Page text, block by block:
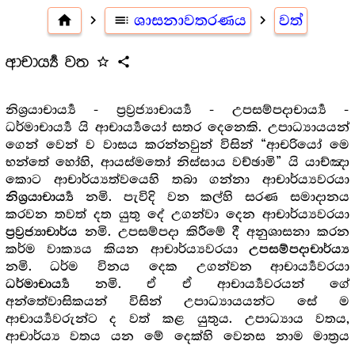
home navigate_next toc ශාසනාවතරණය navigate_next වත්
ආචාර්‍ය්‍ය වත star_outline share
නිශ්‍ර‍යාචාර්‍ය්‍ය - ප්‍ර‍ව්‍ර‍ජ්‍යාචාර්‍ය්‍ය - උපසම්පදාචාර්‍ය්‍ය -
ධර්මාචාර්‍ය්‍ය යි ආචාර්‍ය්‍යයෝ සතර දෙනෙකි. උපාධ්‍යායයන්
ගෙන් වෙන් ව වාසය කරන්නවුන් විසින් “ආචරියෝ මෙ
භන්තේ හෝහි, ආයස්මතෝ නිස්සාය වච්ඡාමි” යි යාච්ඤා
කොට ආචාර්ය්‍යත්වයෙහි තබා ගන්නා ආචාර්ය්‍යවරයා
නිශ්‍ර‍යාචාර්‍ය්‍යනමි. පැවිදි වන කල්හි සරණ සමාදානය
කරවන තවත් දත යුතු දේ උගන්වා දෙන ආචාර්ය්‍යවරයා
ප්‍ර‍ව්‍ර‍ජ්‍යාචාර්ය නමි. උපසම්පදා කිරීමේ දී අනුශාසනා කරන
කර්ම වාක්‍යය කියන ආචාර්ය්‍යවරයාඋපසම්පදාචාර්ය්‍ය
නමි. ධර්ම විනය දෙක උගන්වන ආචාර්‍ය්‍යවරයා
ධර්මාචාර්‍ය්‍යනමි. ඒ ඒ ආචාර්‍ය්‍යවරයන් ගේ
අන්තේවාසිකයන් විසින් උපාධ්‍යායයන්ට සේ ම
ආචාර්‍ය්‍යවරුන්ට ද වත් කළ යුතුය. උපාධ්‍යාය වතය,
ආචාර්ය්‍ය වතය යන මේ දෙක්හි වෙනස නාම මාත්‍ර‍ය